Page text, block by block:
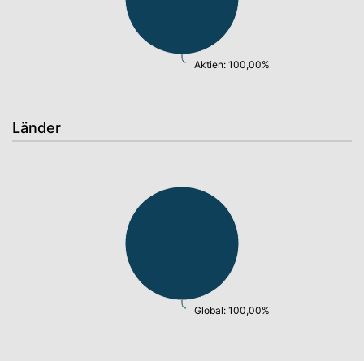
Aktien: 100,00%
Länder
Global: 100,00%